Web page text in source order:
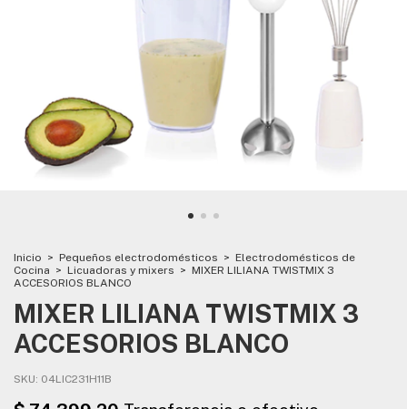
Inicio > Pequeños electrodomésticos > Electrodomésticos de
Cocina > Licuadoras y mixers > MIXER LILIANA TWISTMIX 3
ACCESORIOS BLANCO
MIXER LILIANA TWISTMIX 3
ACCESORIOS BLANCO
SKU: 04LIC231H11B